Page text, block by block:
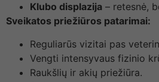
Klubo displazija – retesnė,
Sveikatos priežiūros patarimai:
Reguliarūs vizitai pas
Vengti intensyvaus fizinio
Raukšlių ir akių priežiūra.